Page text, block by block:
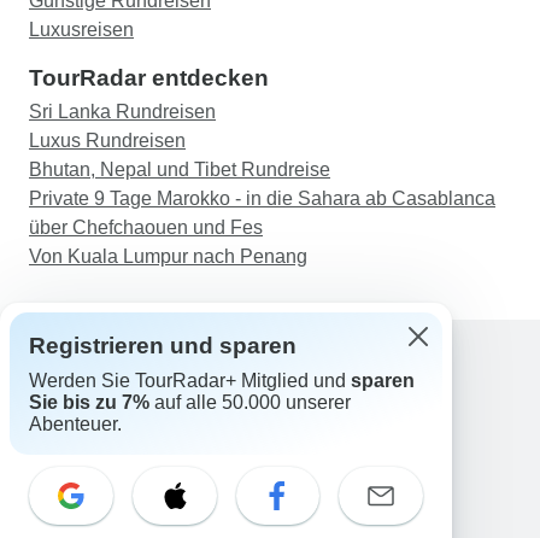
Luxusreisen
TourRadar entdecken
Sri Lanka Rundreisen
Luxus Rundreisen
Bhutan, Nepal und Tibet Rundreise
Private 9 Tage Marokko - in die Sahara ab Casablanca
über Chefchaouen und Fes
Von Kuala Lumpur nach Penang
Support
Kontakt
Schweiz +41 225 183 195
E-Mail: support@tourradar.com
Registrieren und sparen
Werden Sie TourRadar+ Mitglied und sparen
Sie bis zu 7% auf alle 50.000 unserer
Abenteuer.